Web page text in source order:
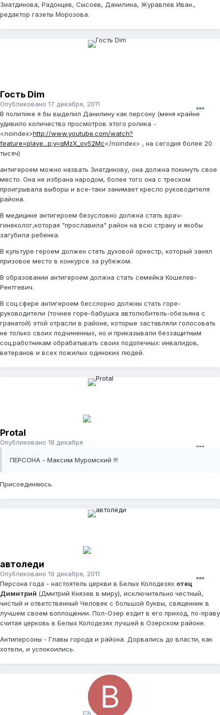
Зиатдинова, Радонцев, Сысоев, Данилина, Журавлев Иван.,
редактор газеты Морозова.
Гость Dim
Опубликовано 17 декабря, 2011
В политике я бы выделил Данилину как персону (меня крайне
удивило количество просмотров этого ролика -
<noindex>http://www.youtube.com/watch?
feature=playe...p;v=qMzX_ov52Mc</noindex> , на сегодня более 20
тысяч)
антигероем можно назвать Зиатдинову, она должна покинуть свое
место. Она не избрана народом, более того она с треском
проигрывала выборы и все-таки занимает кресло руководителя
района.
В медицине антигероем безусловно должна стать врач-
гинеколог,которая "прославила" район на всю страну и якобы
загубила ребенка.
В культуре героем должен стать духовой оркестр, который занял
призовое место в конкурсе за рубежом.
В образовании антигероем должна стать семейка Кошелев-
Рентгевич.
В соц.сфере антигероем бесспорно должны стать горе-
руководители (точнее горе-бабушка автолюбитель-обезьяна с
гранатой) этой отрасли в районе, которые заставляли голосовать
не только своих подчиненных, но и приказывали беззащитным
соц.работникам обрабатывать своих подопечных: инвалидов,
ветеранов и всех пожилых одиноких людей.
Protal
Опубликовано 18 декабря, 2011
ПЕРСОНА - Максим Муромский !!!
Присоединяюсь.
автоледи
Опубликовано 19 декабря, 2011
Персона года - настоятель церкви в Белых Колодезях отец
Димитрий (Дмитрий Князев в миру), исключительно честный,
чистый и ответственный Человек с большой буквы, священник в
лучшем своем воплощении. Пол-Озер ездит в его приход, по-праву
считая церковь в Белых Колодезях лучшей в Озерском районе.
Антиперсоны - Главы города и района. Дорвались до власти, как
хотели, и успокоились.